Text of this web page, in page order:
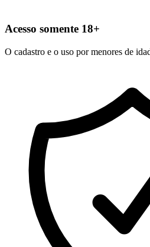
Acesso somente 18+
O cadastro e o uso por menores de